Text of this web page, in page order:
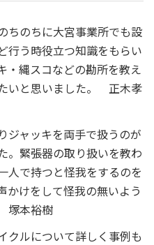
ちのちに大宮事業所でも設
行う時役立つ知識をもらい
・縄スコなどの勘所を教え
いと思いました。 正木孝
ジャッキを両手で扱うのが
。緊張器の取り扱いを教わ
人で持つと怪我をするのを
かけをして怪我の無いよう
塚本裕樹
クルについて詳しく事例も